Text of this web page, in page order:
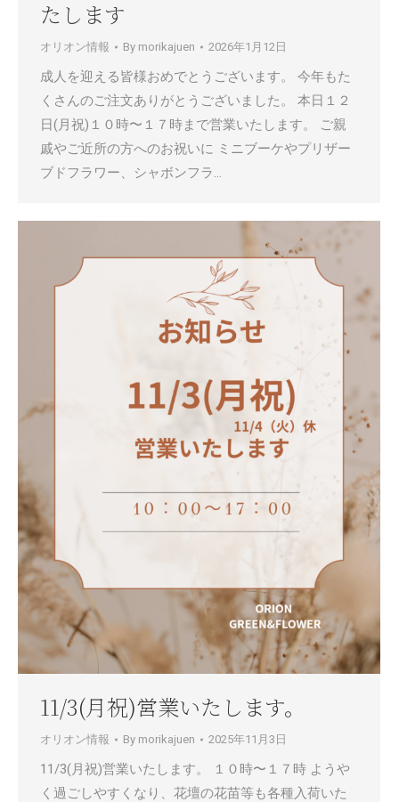
たします
オリオン情報 By morikajuen 2026年1月12日
成人を迎える皆様おめでとうございます。 今年もた
くさんのご注文ありがとうございました。 本日１２
日(月祝)１０時〜１７時まで営業いたします。 ご親
戚やご近所の方へのお祝いに ミニブーケやプリザー
ブドフラワー、シャボンフラ…
11/3(月祝)営業いたします。
オリオン情報 By morikajuen 2025年11月3日
11/3(月祝)営業いたします。 １０時〜１７時 ようや
く過ごしやすくなり、花壇の花苗等も各種入荷いた